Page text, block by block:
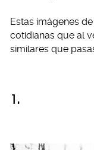
Estas imágenes
cotidianas que al
similares que
1.